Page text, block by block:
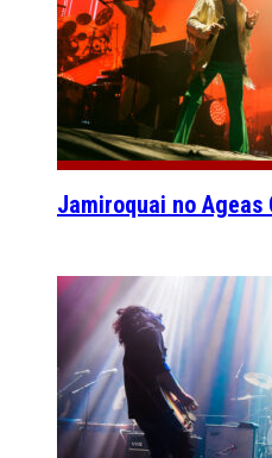
Jamiroquai no